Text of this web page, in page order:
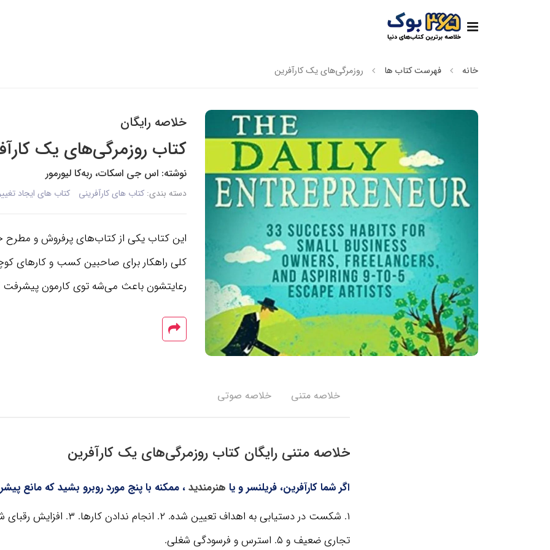
خانه فهرست کتاب ها روزمرگی‌های یک کارآفرین
خلاصه رایگان
کتاب روزمرگی‌های یک
نوشته: اس جی اسکات، ربه‌کا لیورمور
دسته بندی: کتاب های کارآفرینی کتاب های ایجاد تغییر
این کتاب یکی از کتاب‌های پرفروش و
کلی راهکار برای صاحبین کسب و کارهای
رعایتشون باعث می‌شه توی کارمون پیشرفت
خلاصه متنی خلاصه صوتی
خلاصه متنی رایگان کتاب روزمرگی‌های یک کارآفرین
اگر شما کارآفرین، فریلنسر و یا هنرمندید، ممکنه با پنج مورد روبرو بشید که مانع
تجاری ضعیف و ۵. استرس و فرسودگی شغلی.